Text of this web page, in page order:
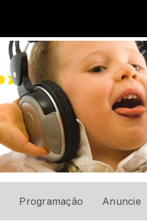
Programação Anuncie